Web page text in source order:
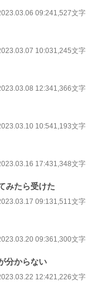
09:241,527文字
10:031,245文字
12:341,366文字
10:541,193文字
17:431,348文字
みたら受けた
09:131,511文字
09:361,300文字
分からない
12:421,226文字